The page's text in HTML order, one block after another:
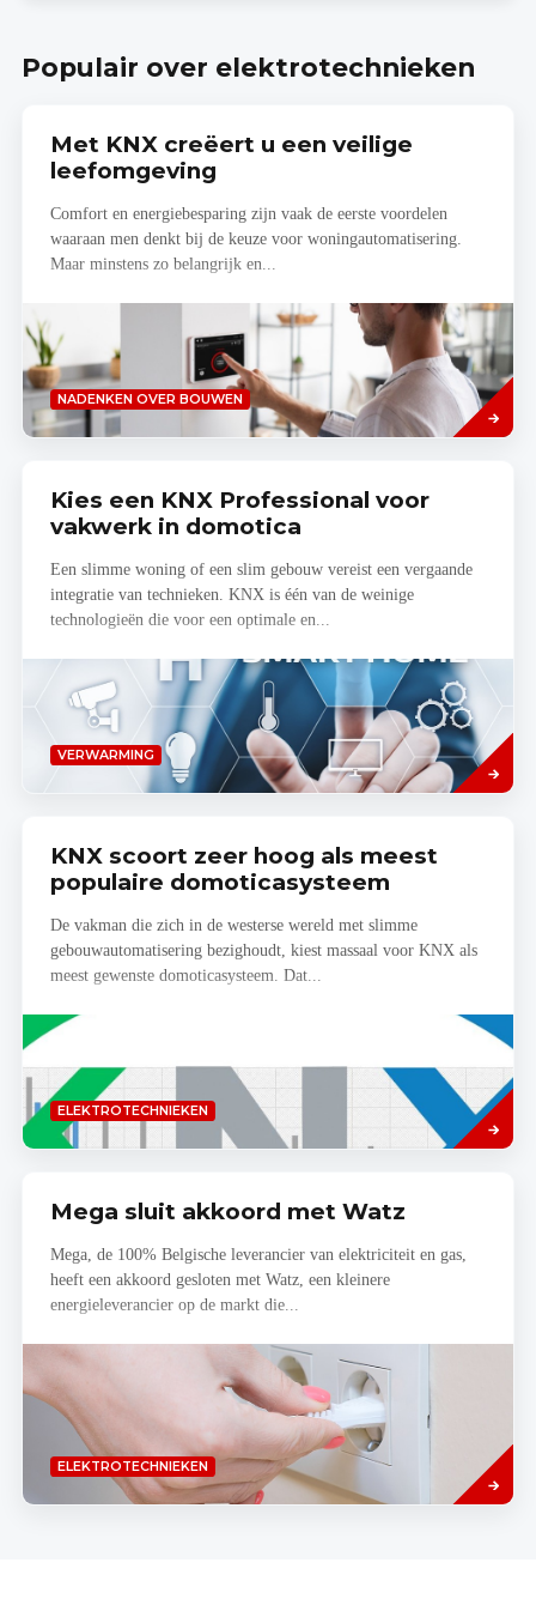
Populair over elektrotechnieken
Met KNX creëert u een veilige
leefomgeving
Comfort en energiebesparing zijn vaak de eerste voordelen
waaraan men denkt bij de keuze voor woningautomatisering.
Maar minstens zo belangrijk en...
NADENKEN OVER BOUWEN
Read
more
Kies een KNX Professional voor
vakwerk in domotica
Een slimme woning of een slim gebouw vereist een vergaande
integratie van technieken. KNX is één van de weinige
technologieën die voor een optimale en...
VERWARMING
Read
more
KNX scoort zeer hoog als meest
populaire domoticasysteem
De vakman die zich in de westerse wereld met slimme
gebouwautomatisering bezighoudt, kiest massaal voor KNX als
meest gewenste domoticasysteem. Dat...
ELEKTROTECHNIEKEN
Lees
meer
Mega sluit akkoord met Watz
Mega, de 100% Belgische leverancier van elektriciteit en gas,
heeft een akkoord gesloten met Watz, een kleinere
energieleverancier op de markt die...
ELEKTROTECHNIEKEN
meer